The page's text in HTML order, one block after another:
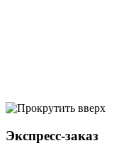
Экспресс-заказ